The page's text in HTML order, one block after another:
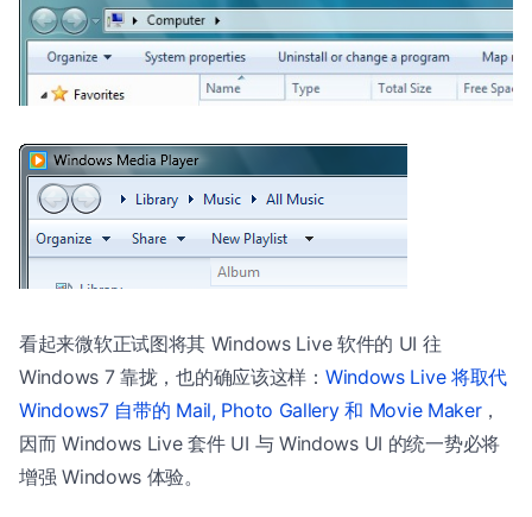
看起来微软正试图将其 Windows Live 软件的 UI 往
Windows 7 靠拢，也的确应该这样： Windows Live 将取代
Windows7 自带的 Mail, Photo Gallery 和 Movie Maker，
因而 Windows Live 套件 UI 与 Windows UI 的统一势必将
增强 Windows 体验。